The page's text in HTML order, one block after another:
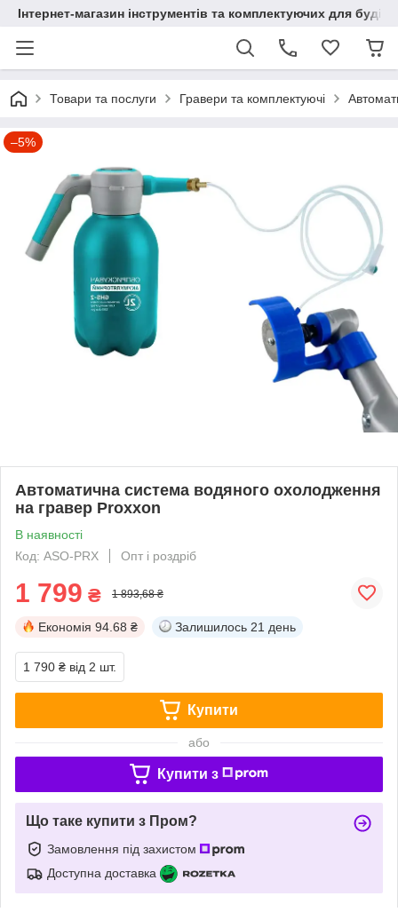
Інтернет-магазин інструментів та комплектуючих для
Товари та послуги Гравери та комплектуючі
–5%
Автоматична система водяного охолодження
на гравер Proxxon
В наявності
Код: ASO-PRX
Опт і роздріб
1 799 ₴ 1 893,68 ₴
Економія 94.68 ₴ Залишилось 21 день
1 790 ₴ від 2 шт.
Купити
або
Купити з
Що таке купити з Пром?
Замовлення під захистом
Доступна доставка